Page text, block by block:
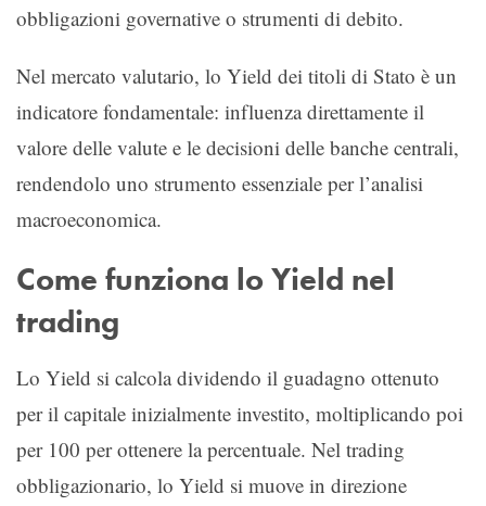
obbligazioni governative o strumenti di debito.
Nel mercato valutario, lo Yield dei titoli di Stato è un
indicatore fondamentale: influenza direttamente il
valore delle valute e le decisioni delle banche centrali,
rendendolo uno strumento essenziale per l’analisi
macroeconomica.
Come funziona lo Yield nel
trading
Lo Yield si calcola dividendo il guadagno ottenuto
per il capitale inizialmente investito, moltiplicando poi
per 100 per ottenere la percentuale. Nel trading
obbligazionario, lo Yield si muove in direzione